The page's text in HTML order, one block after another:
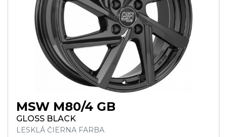
MSW M80/4 GB
GLOSS BLACK
LESKLÁ ČIERNA FARBA